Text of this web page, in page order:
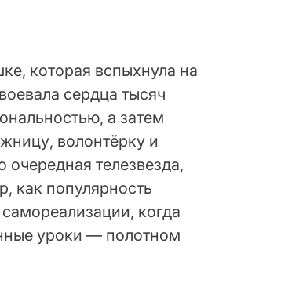
которая вспыхнула на
сердца тысяч
а затем
волонтёрку и
телезвезда,
как популярность
когда
уроки — полотном